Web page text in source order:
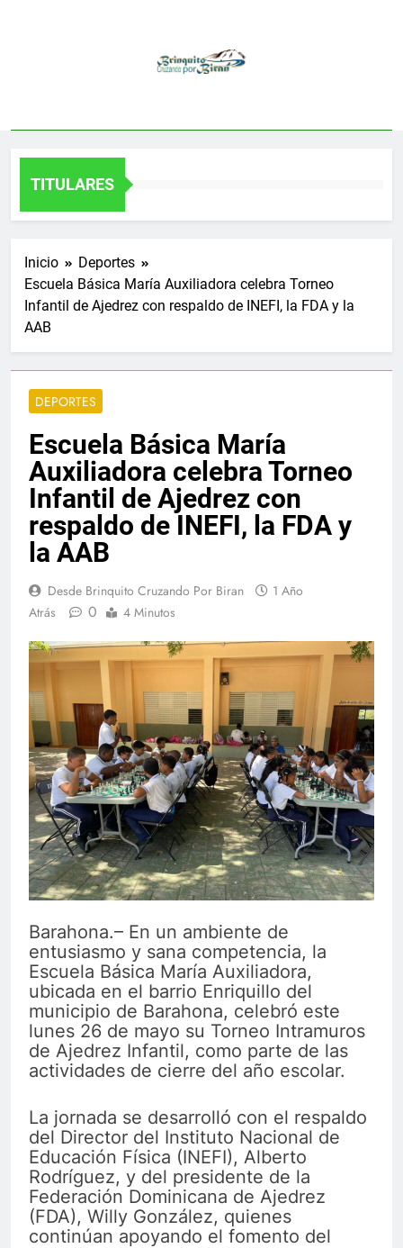
TITULARES
Inicio
Deportes
Escuela Básica María Auxiliadora celebra Torneo
Infantil de Ajedrez con respaldo de INEFI, la FDA y la
AAB
DEPORTES
Escuela Básica María
Auxiliadora celebra Torneo
Infantil de Ajedrez con
respaldo de INEFI, la FDA y
la AAB
Desde Brinquito Cruzando Por Biran
1 Año
Atrás
0 4 Minutos
Barahona.– En un ambiente de
entusiasmo y sana competencia, la
Escuela Básica María Auxiliadora,
ubicada en el barrio Enriquillo del
municipio de Barahona, celebró este
lunes 26 de mayo su Torneo Intramuros
de Ajedrez Infantil, como parte de las
actividades de cierre del año escolar.
La jornada se desarrolló con el respaldo
del Director del Instituto Nacional de
Educación Física (INEFI), Alberto
Rodríguez, y del presidente de la
Federación Dominicana de Ajedrez
(FDA), Willy González, quienes
continúan apoyando el fomento del